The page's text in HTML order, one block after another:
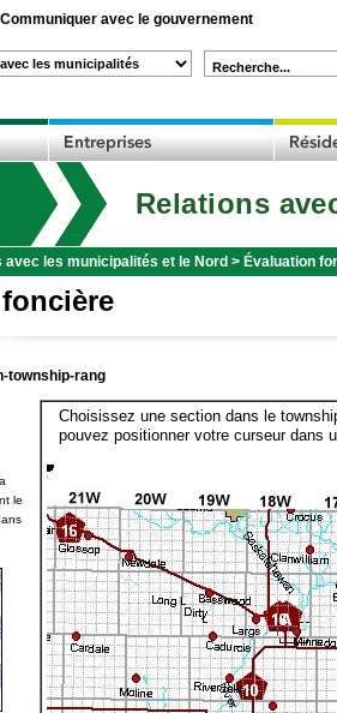
Communiquer avec le gouvernement
Recherche...
Relations
avec les municipalités et le Nord > Évaluation
township-rang
le
Choisissez une section dans le
pouvez positionner votre curseur dans